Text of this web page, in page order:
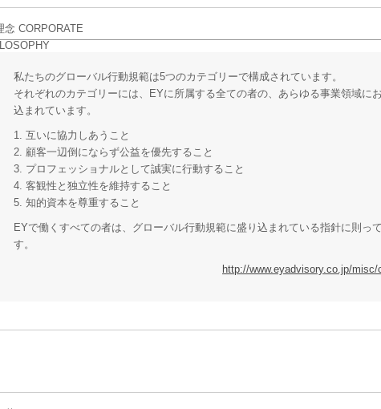
私たちのグローバル行動規範は5つのカテゴリーで構成されています。
それぞれのカテゴリーには、EYに所属する全ての者の、あらゆる事業領域に
込まれています。
1. 互いに協力しあうこと
2. 顧客一辺倒にならず公益を優先すること
3. プロフェッショナルとして誠実に行動すること
4. 客観性と独立性を維持すること
5. 知的資本を尊重すること
EYで働くすべての者は、グローバル行動規範に盛り込まれている指針に則っ
す。
http://www.eyadvisory.co.jp/misc/